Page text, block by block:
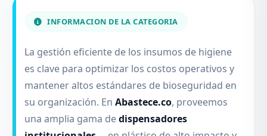
INFORMACION DE LA CATEGORIA
La gestión eficiente de los insumos de higiene
es clave para optimizar los costos operativos y
mantener altos estándares de bioseguridad en
su organización. En Abastece.co, proveemos
una amplia gama dedispensadores